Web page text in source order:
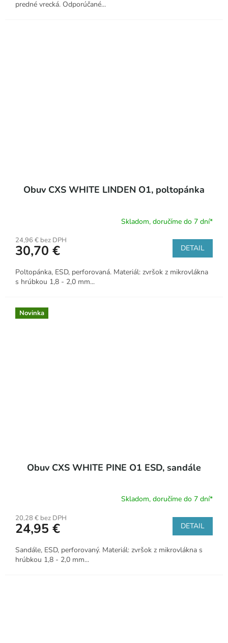
predné vrecká. Odporúčané...
Obuv CXS WHITE LINDEN O1, poltopánka
Skladom, doručíme do 7 dní*
24,96 € bez DPH
30,70 € DETAIL
Poltopánka, ESD, perforovaná. Materiál: zvršok z mikrovlákna
s hrúbkou 1,8 - 2,0 mm...
Novinka
Obuv CXS WHITE PINE O1 ESD, sandále
Skladom, doručíme do 7 dní*
20,28 € bez DPH
24,95 € DETAIL
Sandále, ESD, perforovaný. Materiál: zvršok z mikrovlákna s
hrúbkou 1,8 - 2,0 mm...